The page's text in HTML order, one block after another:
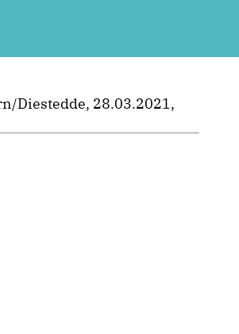
Diestedde, 28.03.2021,